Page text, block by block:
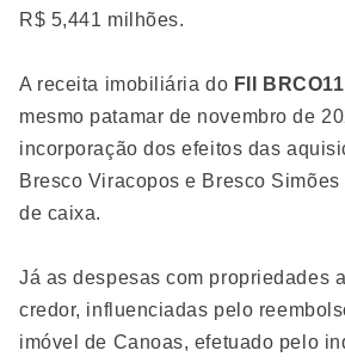
R$ 5,441 milhões.
A receita imobiliária do FII BRCO11
mesmo patamar de novembro de
incorporação dos efeitos das
Bresco Viracopos e Bresco
de caixa.
Já as despesas com propriedades
credor, influenciadas pelo
imóvel de Canoas, efetuado pelo